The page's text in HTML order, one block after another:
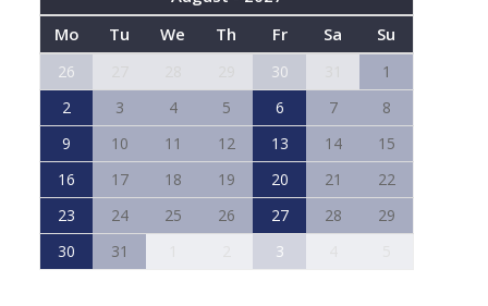
Mo
Tu We Th Fr Sa Su
26 30
1
2
3 4 5 6 7
8
9
10 11 12 13 14
15
16
17 18 19 20 21
22
23
24 25 26 27 28
29
30
31 3